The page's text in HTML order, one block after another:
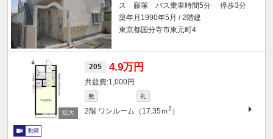
ス 藤塚 バス乗車時間5分 停歩3分
築年月1990年5月 / 2階建
東京都国分寺市東元町4
205 4.9万円
1,000円
敷 礼
2階 ワンルーム（17.35ｍ2 ）
動画